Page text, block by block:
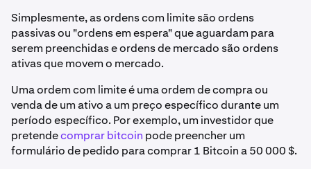
Simplesmente, as ordens com limite são ordens
passivas ou "ordens em espera" que aguardam para
serem preenchidas e ordens de mercado são ordens
ativas que movem o mercado.
Uma ordem com limite é uma ordem de compra ou
venda de um ativo a um preço específico durante um
período específico. Por exemplo, um investidor que
pretendecomprar bitcoin pode preencher um
formulário de pedido para comprar 1 Bitcoin a 50 000 $.